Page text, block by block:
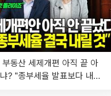
부동산 세제개편 아직 끝 아
냐? "종부세율 발표보다 내릴